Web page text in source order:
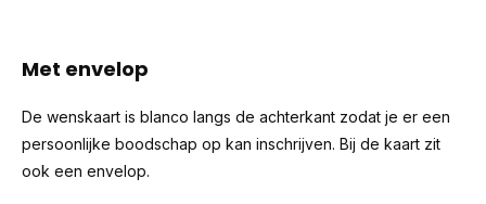
Met envelop
De wenskaart is blanco langs de achterkant zodat je er een
persoonlijke boodschap op kan inschrijven. Bij de kaart zit
ook een envelop.